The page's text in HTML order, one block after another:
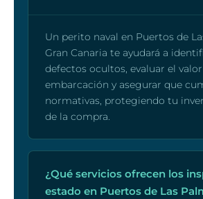
Un perito naval en Puertos de
Gran Canaria te ayudará a
defectos ocultos, evaluar el
embarcación y asegurar que
normativas, protegiendo tu
de la compra.
¿Qué servicios ofrecen los
estado en Puertos de Las